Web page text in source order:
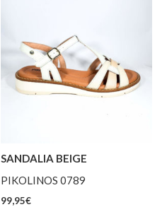
SANDALIA BEIGE
PIKOLINOS 0789
99,95€